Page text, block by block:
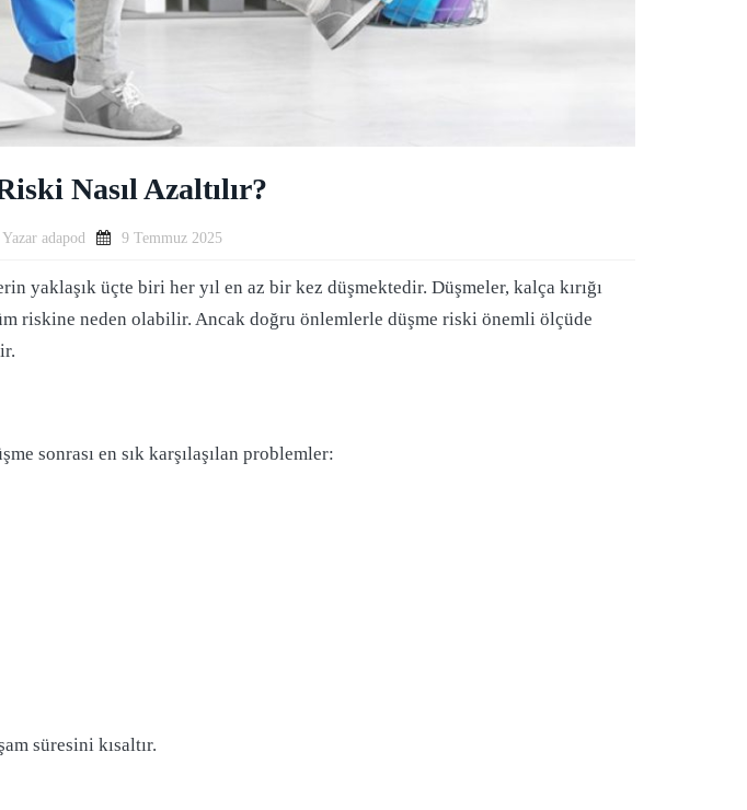
Nasıl Azaltılır?
Yazar adapod 9 Temmuz 2025
yaklaşık üçte biri her yıl en az bir kez düşmektedir. Düşmeler, kalça kırığı
riskine neden olabilir. Ancak doğru önlemlerle düşme riski önemli ölçüde
sonrası en sık karşılaşılan problemler:
süresini kısaltır.